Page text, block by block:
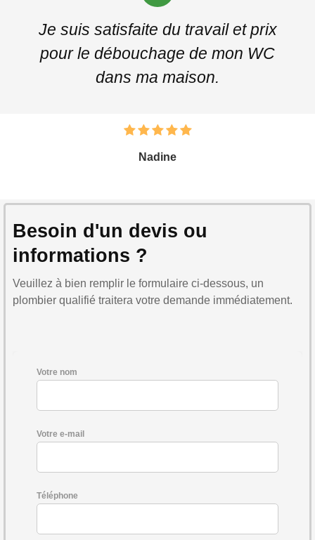
Je suis satisfaite du travail et prix
pour le débouchage de mon WC
dans ma maison.
Nadine
Besoin d'un devis ou
informations ?
Veuillez à bien remplir le formulaire ci-dessous, un
plombier qualifié traitera votre demande immédiatement.
Votre nom
Votre e-mail
Téléphone